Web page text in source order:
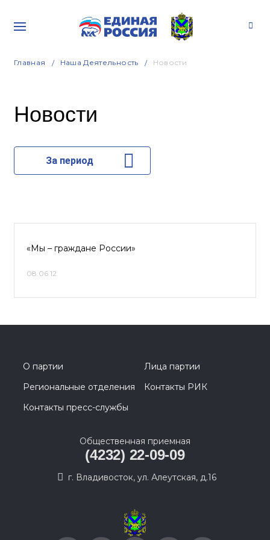
Главная Наша Деятельность Новости
Новости
За период
«Мы – граждане России»
08.06.12
О партии
Лица партии
Региональные отделения
Контакты РИК
Контакты пресс-службы
Общественная приемная
(4232) 22-09-09
г. Владивосток, ул. Алеутская, д.16